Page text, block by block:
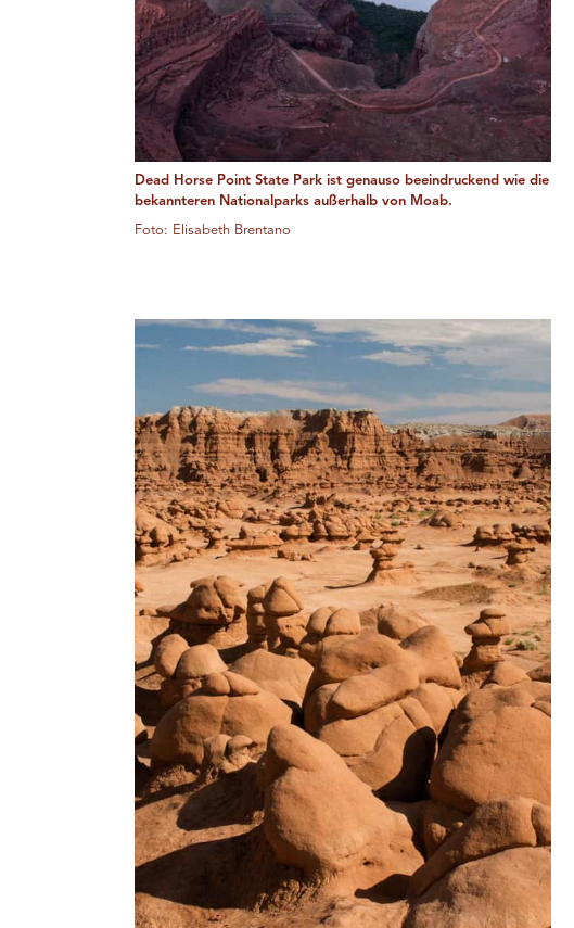
Dead Horse Point State Park ist genauso beeindruckend wie die
bekannteren Nationalparks außerhalb von Moab.
Foto: Elisabeth Brentano